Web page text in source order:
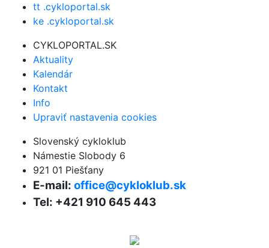
tt .cykloportal.sk
ke .cykloportal.sk
CYKLOPORTAL.SK
Aktuality
Kalendár
Kontakt
Info
Upraviť nastavenia cookies
Slovenský cykloklub
Námestie Slobody 6
921 01 Piešťany
E-mail: office@cykloklub.sk
Tel: +421 910 645 443